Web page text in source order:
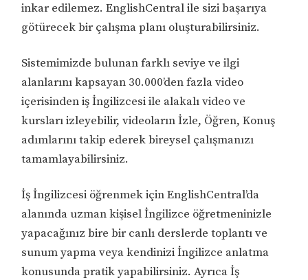
inkar edilemez. EnglishCentral ile sizi başarıya
götürecek bir çalışma planı oluşturabilirsiniz.
Sistemimizde bulunan farklı seviye ve ilgi
alanlarını kapsayan 30.000’den fazla video
içerisinden iş İngilizcesi ile alakalı video ve
kursları izleyebilir, videoların İzle, Öğren, Konuş
adımlarını takip ederek bireysel çalışmanızı
tamamlayabilirsiniz.
İş İngilizcesi öğrenmek için EnglishCentral’da
alanında uzman kişisel İngilizce öğretmeninizle
yapacağınız bire bir canlı derslerde toplantı ve
sunum yapma veya kendinizi İngilizce anlatma
konusunda pratik yapabilirsiniz. Ayrıca İş